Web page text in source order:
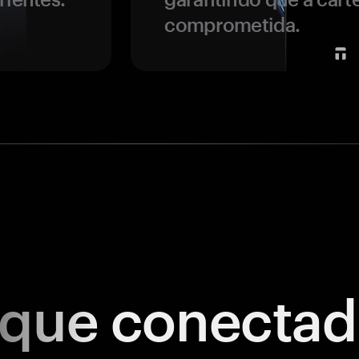
comprometida.